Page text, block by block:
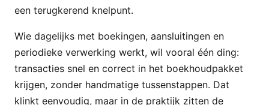
een terugkerend knelpunt.
Wie dagelijks met boekingen, aansluitingen en
periodieke verwerking werkt, wil vooral één ding:
transacties snel en correct in het boekhoudpakket
krijgen, zonder handmatige tussenstappen. Dat
klinkt eenvoudig, maar in de praktijk zitten de